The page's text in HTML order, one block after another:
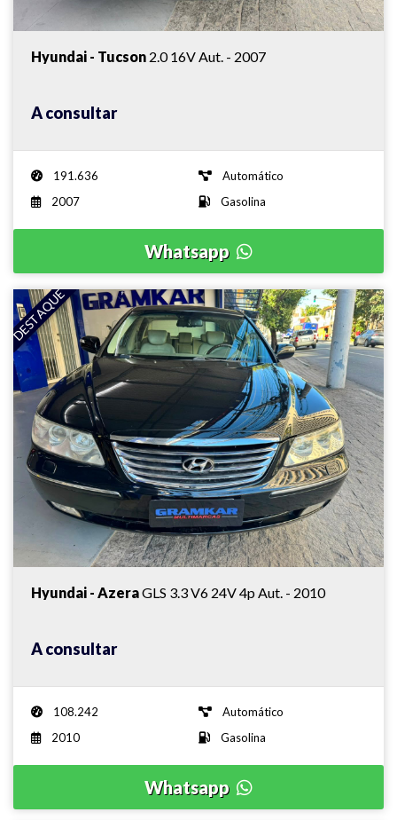
Hyundai - Tucson 2.0 16V Aut. - 2007
A consultar
191.636
Automático
2007
Gasolina
Whatsapp
DESTAQUE
Hyundai - AzeraGLS 3.3 V6 24V 4p Aut. - 2010
A consultar
108.242
Automático
2010
Gasolina
Whatsapp